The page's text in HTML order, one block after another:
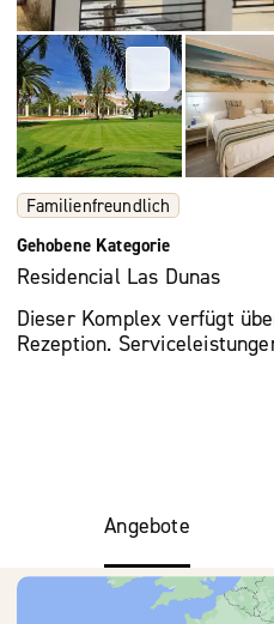
Familienfreundlich
Gehobene Kategorie
Residencial Las Dunas
Dieser Komplex verfügt
Rezeption.
Angebote